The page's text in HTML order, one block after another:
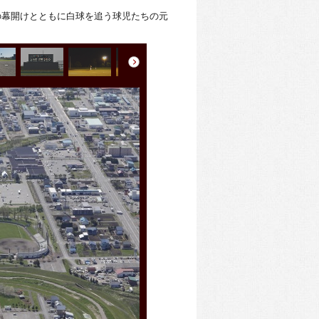
開けとともに白球を追う球児たちの元